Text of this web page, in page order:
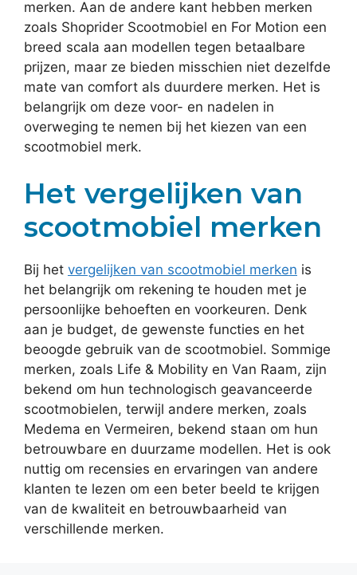
merken. Aan de andere kant hebben merken
zoals Shoprider Scootmobiel en For Motion een
breed scala aan modellen tegen betaalbare
prijzen, maar ze bieden misschien niet dezelfde
mate van comfort als duurdere merken. Het is
belangrijk om deze voor- en nadelen in
overweging te nemen bij het kiezen van een
scootmobiel merk.
Het vergelijken van
scootmobiel merken
Bij het vergelijken van scootmobiel merken is
het belangrijk om rekening te houden met je
persoonlijke behoeften en voorkeuren. Denk
aan je budget, de gewenste functies en het
beoogde gebruik van de scootmobiel. Sommige
merken, zoals Life & Mobility en Van Raam, zijn
bekend om hun technologisch geavanceerde
scootmobielen, terwijl andere merken, zoals
Medema en Vermeiren, bekend staan om hun
betrouwbare en duurzame modellen. Het is ook
nuttig om recensies en ervaringen van andere
klanten te lezen om een beter beeld te krijgen
van de kwaliteit en betrouwbaarheid van
verschillende merken.